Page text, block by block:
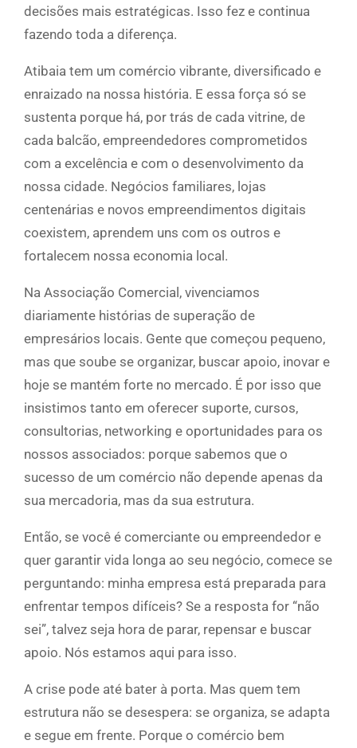
decisões mais estratégicas. Isso fez e continua
fazendo toda a diferença.
Atibaia tem um comércio vibrante, diversificado e
enraizado na nossa história. E essa força só se
sustenta porque há, por trás de cada vitrine, de
cada balcão, empreendedores comprometidos
com a excelência e com o desenvolvimento da
nossa cidade. Negócios familiares, lojas
centenárias e novos empreendimentos digitais
coexistem, aprendem uns com os outros e
fortalecem nossa economia local.
Na Associação Comercial, vivenciamos
diariamente histórias de superação de
empresários locais. Gente que começou pequeno,
mas que soube se organizar, buscar apoio, inovar e
hoje se mantém forte no mercado. É por isso que
insistimos tanto em oferecer suporte, cursos,
consultorias, networking e oportunidades para os
nossos associados: porque sabemos que o
sucesso de um comércio não depende apenas da
sua mercadoria, mas da sua estrutura.
Então, se você é comerciante ou empreendedor e
quer garantir vida longa ao seu negócio, comece se
perguntando: minha empresa está preparada para
enfrentar tempos difíceis? Se a resposta for “não
sei”, talvez seja hora de parar, repensar e buscar
apoio. Nós estamos aqui para isso.
A crise pode até bater à porta. Mas quem tem
estrutura não se desespera: se organiza, se adapta
e segue em frente. Porque o comércio bem